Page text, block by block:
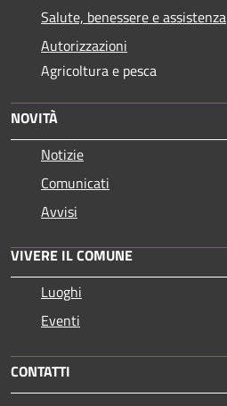
Salute, benessere e assistenza
Autorizzazioni
Agricoltura e pesca
NOVITÀ
Notizie
Comunicati
Avvisi
VIVERE IL COMUNE
Luoghi
Eventi
CONTATTI